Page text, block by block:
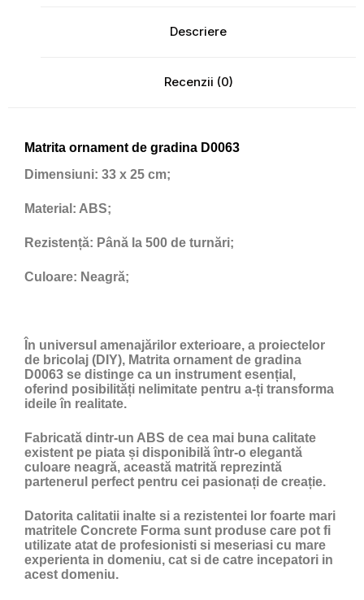
Descriere
Recenzii (0)
Matrita ornament de gradina D0063
Dimensiuni: 33 x 25 cm;
Material: ABS;
Rezistență: Până la 500 de turnări;
Culoare: Neagră;
În universul amenajărilor exterioare, a proiectelor
de bricolaj (DIY), Matrita ornament de gradina
D0063 se distinge ca un instrument esențial,
oferind posibilități nelimitate pentru a-ți transforma
ideile în realitate.
Fabricată dintr-un ABS de cea mai buna calitate
existent pe piata și disponibilă într-o elegantă
culoare neagră, această matrită reprezintă
partenerul perfect pentru cei pasionați de creație.
Datorita calitatii inalte si a rezistentei lor foarte mari
matritele Concrete Forma sunt produse care pot fi
utilizate atat de profesionisti si meseriasi cu mare
experienta in domeniu, cat si de catre incepatori in
acest domeniu.